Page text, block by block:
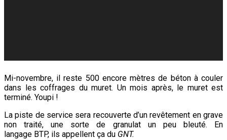
Mi-novembre, il reste 500 encore mètres de béton à couler
dans les coffrages du muret. Un mois après, le muret est
terminé. Youpi !
La piste de service sera recouverte d’un revêtement en grave
non traité, une sorte de granulat un peu bleuté. En
langage BTP, ils appellent ça du GNT.